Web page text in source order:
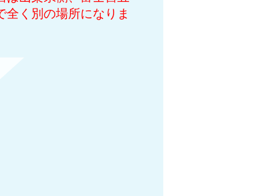
く別の場所になりま